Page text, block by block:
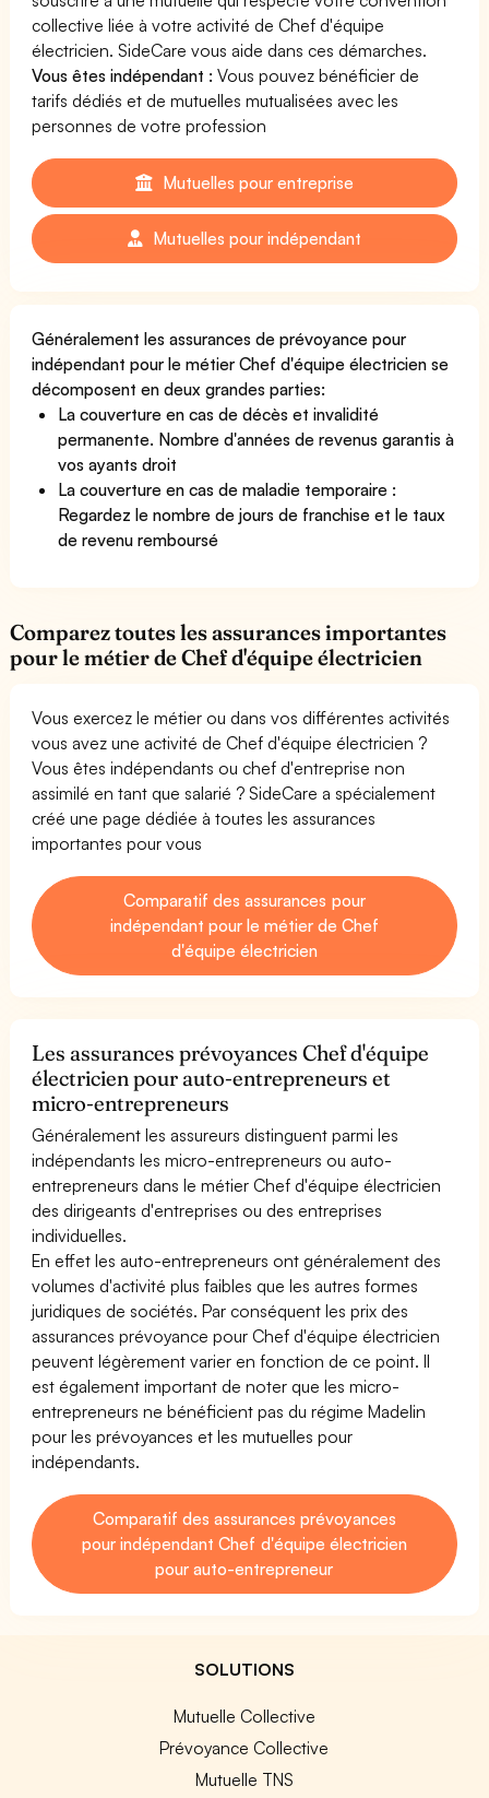
collective liée à votre activité de Chef d'équipe
électricien. SideCare vous aide dans ces démarches.
Vous êtes indépendant : Vous pouvez bénéficier de
tarifs dédiés et de mutuelles mutualisées avec les
personnes de votre profession
Mutuelles pour entreprise
Mutuelles pour indépendant
Généralement les assurances de prévoyance pour
indépendant pour le métier Chef d'équipe électricien se
décomposent en deux grandes parties:
La couverture en cas de décès et invalidité
permanente. Nombre d'années de revenus garantis à
vos ayants droit
La couverture en cas de maladie temporaire :
Regardez le nombre de jours de franchise et le taux
de revenu remboursé
Comparez toutes les assurances importantes
pour le métier de Chef d'équipe électricien
Vous exercez le métier ou dans vos différentes activités
vous avez une activité de Chef d'équipe électricien ?
Vous êtes indépendants ou chef d'entreprise non
assimilé en tant que salarié ? SideCare a spécialement
créé une page dédiée à toutes les assurances
importantes pour vous
Comparatif des assurances pour
indépendant pour le métier de Chef
d'équipe électricien
Les assurances prévoyances Chef d'équipe
électricien pour auto-entrepreneurs et
micro-entrepreneurs
Généralement les assureurs distinguent parmi les
indépendants les micro-entrepreneurs ou auto-
entrepreneurs dans le métier Chef d'équipe électricien
des dirigeants d'entreprises ou des entreprises
individuelles.
En effet les auto-entrepreneurs ont généralement des
volumes d'activité plus faibles que les autres formes
juridiques de sociétés. Par conséquent les prix des
assurances prévoyance pour Chef d'équipe électricien
peuvent légèrement varier en fonction de ce point. Il
est également important de noter que les micro-
entrepreneurs ne bénéficient pas du régime Madelin
pour les prévoyances et les mutuelles pour
indépendants.
Comparatif des assurances prévoyances
pour indépendant Chef d'équipe électricien
pour auto-entrepreneur
SOLUTIONS
Mutuelle Collective
Prévoyance Collective
Mutuelle TNS